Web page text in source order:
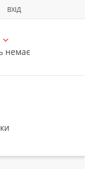
ВХІД
немає